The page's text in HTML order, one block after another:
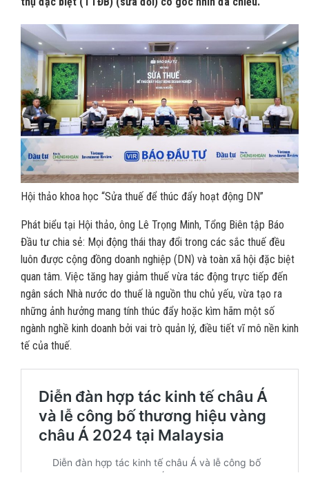
Hội thảo khoa học “Sửa thuế để thúc đẩy hoạt động DN”
Phát biểu tại Hội thảo, ông Lê Trọng Minh, Tổng Biên tập Báo
Đầu tư chia sẻ: Mọi động thái thay đổi trong các sắc thuế đều
luôn được cộng đồng doanh nghiệp (DN) và toàn xã hội đặc biệt
quan tâm. Việc tăng hay giảm thuế vừa tác động trực tiếp đến
ngân sách Nhà nước do thuế là nguồn thu chủ yếu, vừa tạo ra
những ảnh hưởng mang tính thúc đẩy hoặc kìm hãm một số
ngành nghề kinh doanh bởi vai trò quản lý, điều tiết vĩ mô nền kinh
tế của thuế.